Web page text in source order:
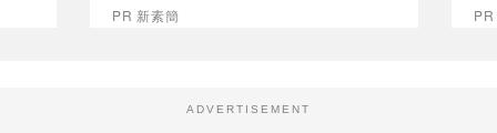
PR 新素簡
ADVERTISEMENT